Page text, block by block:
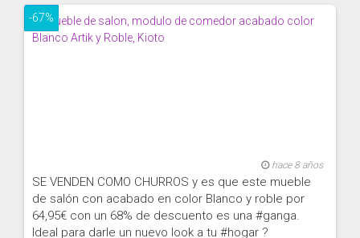
-67%
hace 8 años
SE VENDEN COMO CHURROS y es que este mueble
de salón con acabado en color Blanco y roble por
64,95€ con un 68% de descuento es una #ganga.
Ideal para darle un nuevo look a tu #hogar ?